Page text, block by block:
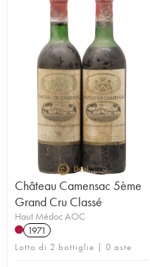
Château Camensac 5ème
Grand Cru Classé
Haut Médoc AOC
1971
Lotto di 2 bottiglie | 0 aste